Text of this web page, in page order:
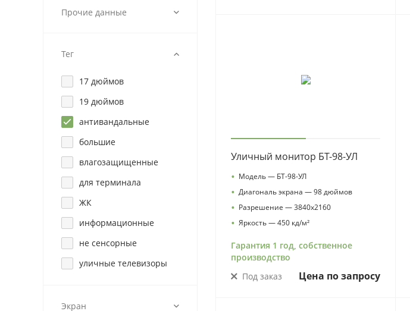
Прочие данные
Тег
17 дюймов
19 дюймов
антивандальные
большие
влагозащищенные
для терминала
ЖК
информационные
не сенсорные
уличные телевизоры
Экран
Уличный монитор БТ-98-УЛ
• Модель — БТ-98-УЛ
• Диагональ экрана — 98 дюймов
• Разрешение — 3840х2160
• Яркость — 450 кд/м²
Гарантия 1 год, собственное
производство
Под заказ
Цена по запросу